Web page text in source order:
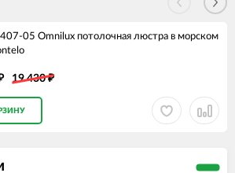
05 Omnilux потолочная люстра в морском
19 430₽